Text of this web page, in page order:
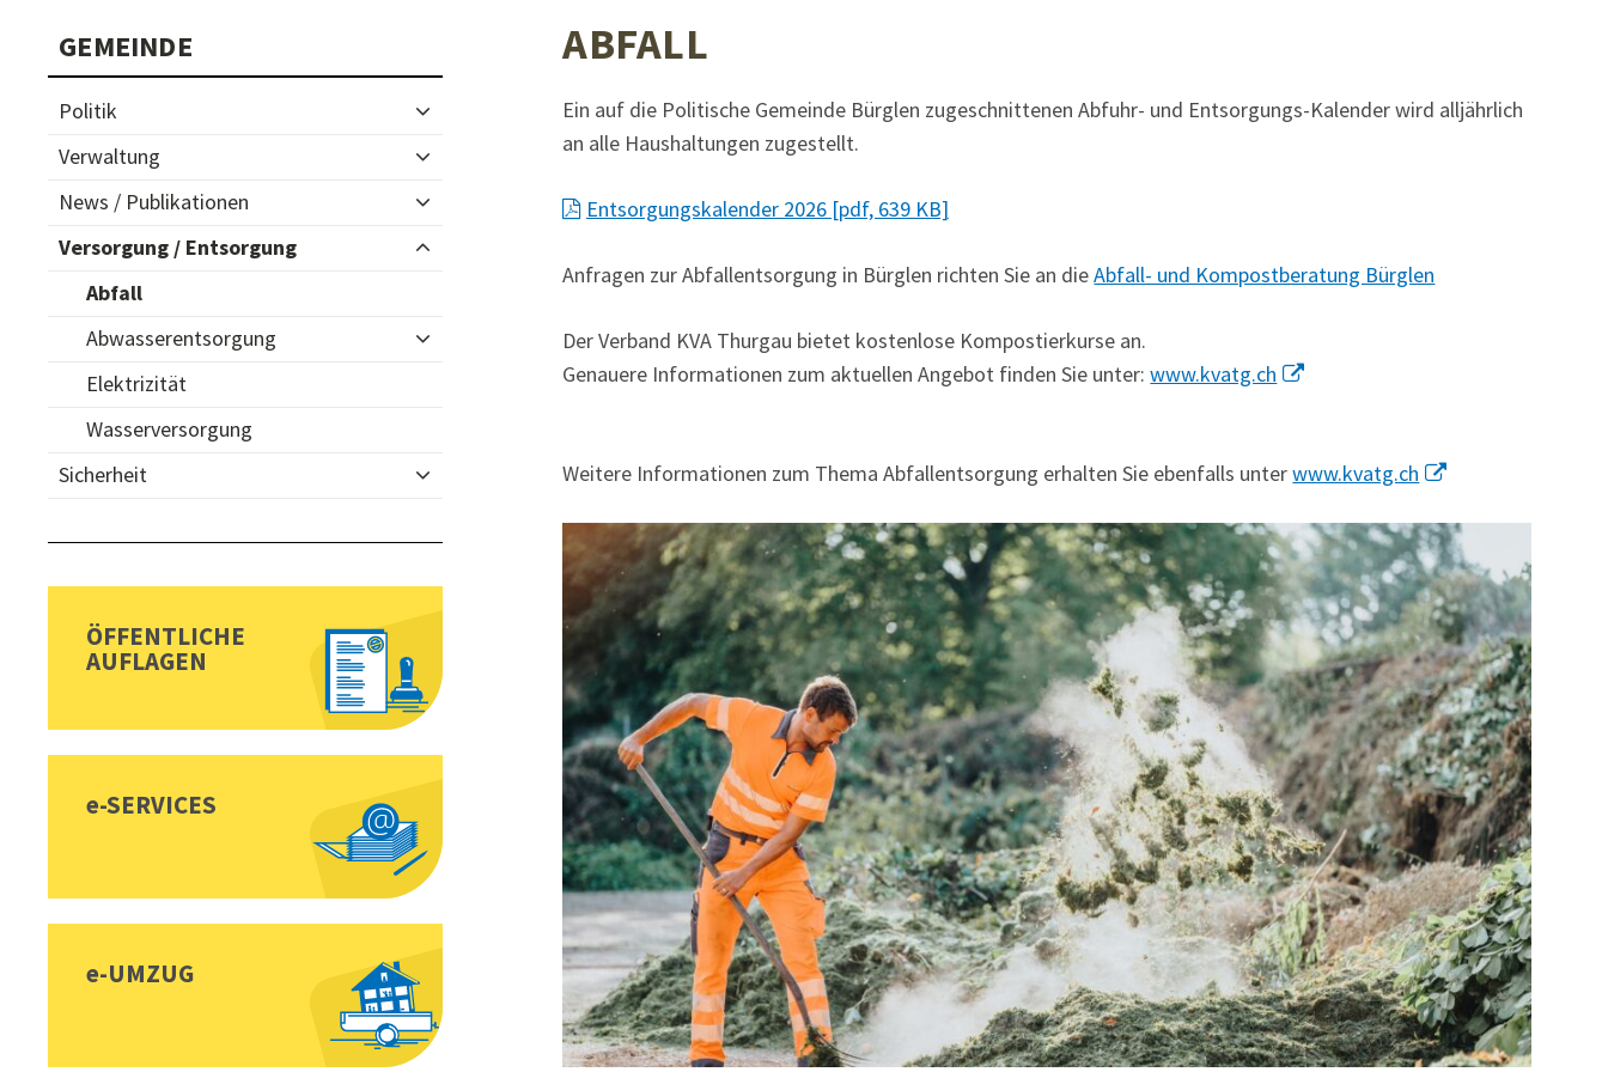
Subnavigation
GEMEINDE
Politik
Verwaltung
News / Publikationen
Versorgung / Entsorgung
Abfall
Abwasserentsorgung
Elektrizität
Wasserversorgung
Sicherheit
ABFALL
Ein auf die Politische Gemeinde Bürglen zugeschnittenen Abfuhr- und Entsorgungs-Kalender wird alljährlich
an alle Haushaltungen zugestellt.
Entsorgungskalender 2026 [pdf, 639 KB]
Anfragen zur Abfallentsorgung in Bürglen richten Sie an dieAbfall- und Kompostberatung Bürglen
Der Verband KVA Thurgau bietet kostenlose Kompostierkurse an.
Genauere Informationen zum aktuellen Angebot finden Sie unter:www.kvatg.ch
Weitere Informationen zum Thema Abfallentsorgung erhalten Sie ebenfalls unterwww.kvatg.ch
ÖFFENTLICHE
AUFLAGEN
e-SERVICES
e-UMZUG